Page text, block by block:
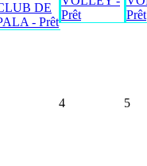
DE
- Prêt
Prêt
Prêt
4 5